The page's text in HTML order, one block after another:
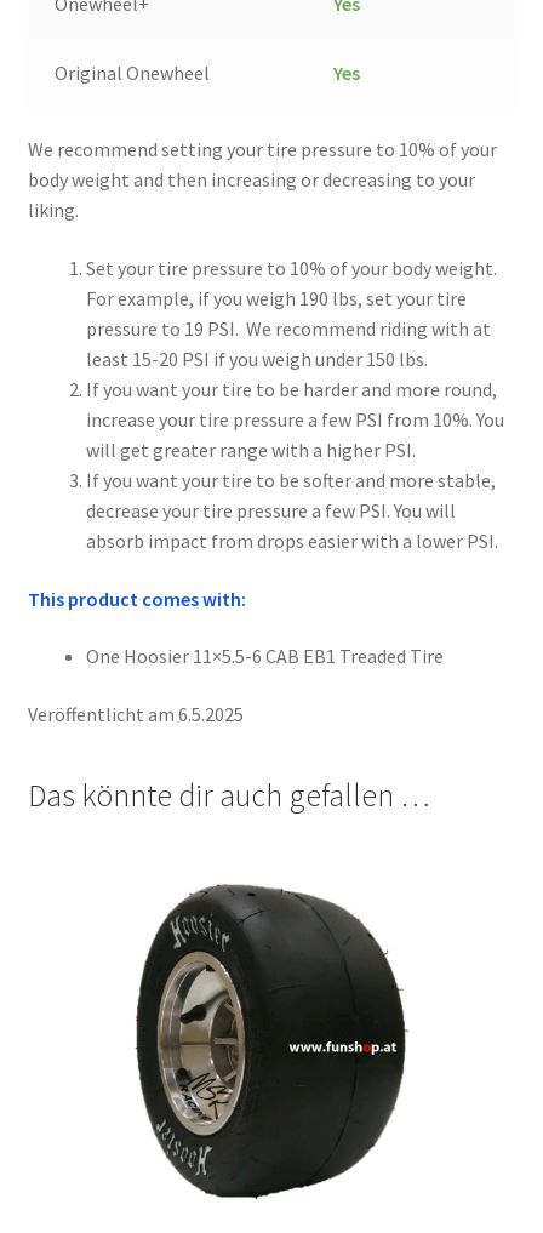
Original Onewheel Yes
We recommend setting your tire pressure to 10% of your
body weight and then increasing or decreasing to your
liking.
Set your tire pressure to 10% of your body weight.
For example, if you weigh 190 lbs, set your tire
pressure to 19 PSI. We recommend riding with at
least 15-20 PSI if you weigh under 150 lbs.
If you want your tire to be harder and more round,
increase your tire pressure a few PSI from 10%. You
will get greater range with a higher PSI.
If you want your tire to be softer and more stable,
decrease your tire pressure a few PSI. You will
absorb impact from drops easier with a lower PSI.
This product comes with:
One Hoosier 11×5.5-6 CAB EB1 Treaded Tire
Veröffentlicht am 6.5.2025
Das könnte dir auch gefallen …